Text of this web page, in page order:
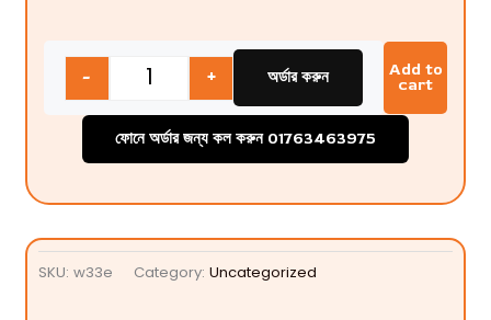
Quantity
- + অর্ডার করুন Add to
cart
ফোনে অর্ডার জন্য কল করুন 01763463975
SKU: w33e Category: Uncategorized